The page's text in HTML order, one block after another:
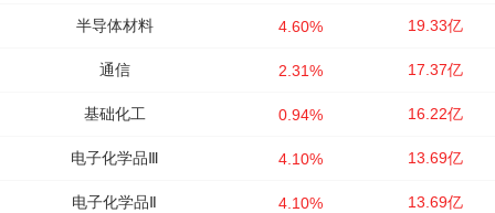
半导体材料 4.60% 19.33亿
通信 2.31% 17.37亿
基础化工 0.94% 16.22亿
电子化学品Ⅲ 4.10% 13.69亿
电子化学品Ⅱ 4.10% 13.69亿